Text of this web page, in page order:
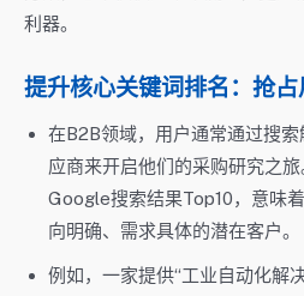
利器。
提升核心关键词排名：抢
在B2B领域，用户通常通过搜
应商来开启他们的采购研究之
Google搜索结果Top10，意味
向明确、需求具体的潜在客户。
例如，一家提供“工业自动化解